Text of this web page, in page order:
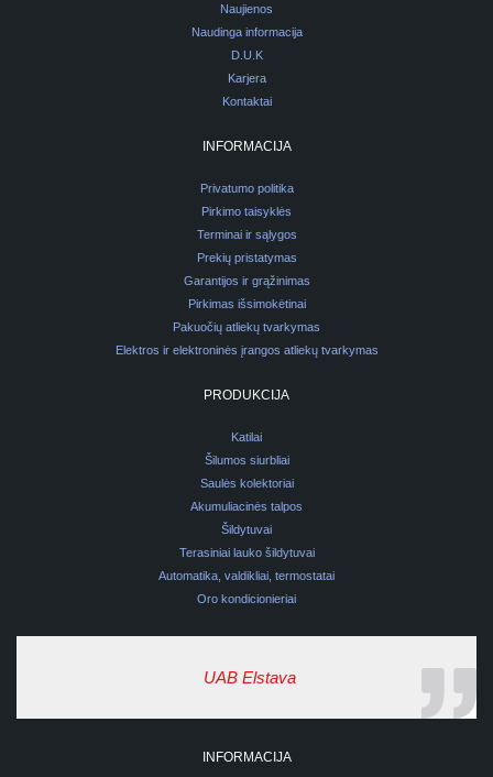
Naujienos
Naudinga informacija
D.U.K
Karjera
Kontaktai
INFORMACIJA
Privatumo politika
Pirkimo taisyklės
Terminai ir sąlygos
Prekių pristatymas
Garantijos ir grąžinimas
Pirkimas išsimokėtinai
Pakuočių atliekų tvarkymas
Elektros ir elektroninės įrangos atliekų tvarkymas
PRODUKCIJA
Katilai
Šilumos siurbliai
Saulės kolektoriai
Akumuliacinės talpos
Šildytuvai
Terasiniai lauko šildytuvai
Automatika, valdikliai, termostatai
Oro kondicionieriai
UAB Elstava
INFORMACIJA